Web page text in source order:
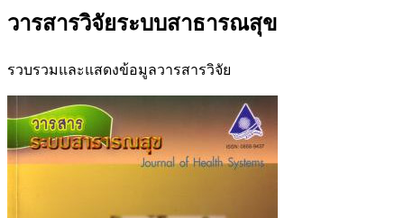
วารสารวิจัยระบบสาธารณสุข
รวบรวมและแสดงข้อมูลวารสารวิจัย